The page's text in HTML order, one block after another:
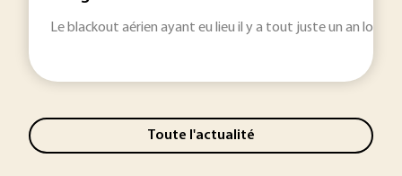
Le blackout aérien ayant eu lieu il y a tout juste un an lors
Toute l'actualité